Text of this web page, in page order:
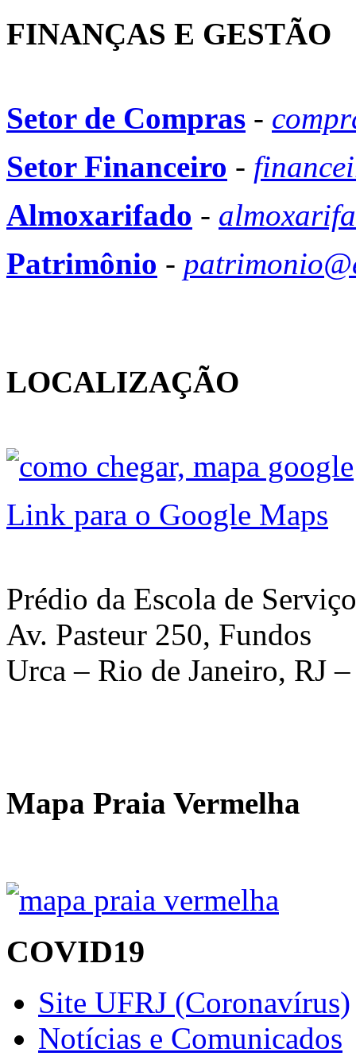
FINANÇAS E GESTÃO
Setor de Compras -
Setor Financeiro -
Almoxarifado -
Patrimônio -
LOCALIZAÇÃO
Link para o Google Maps
Prédio da Escola de
Av. Pasteur 250, Fundos
Urca – Rio de Janeiro, RJ
Mapa Praia Vermelha
COVID19
Site UFRJ (Coronavírus)
Notícias e Comunicados